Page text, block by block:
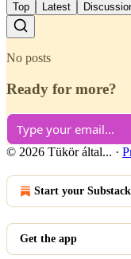
Top Latest
No posts
Ready for more?
© 2026 Tükör által... ·
Start your Substack
Get the app